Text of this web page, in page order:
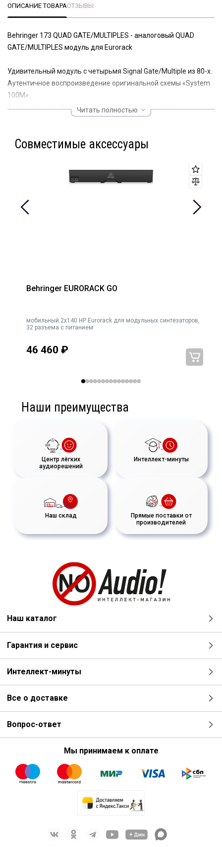
ОПИСАНИЕ ТОВАРАОТЗЫВЫ
Behringer 173 QUAD GATE/MULTIPLES - аналоговый QUAD
GATE/MULTIPLES модуль для Eurorack
Удивительный модуль с четырьмя Signal Gate/Multiple из 80-х.
Аутентичное воспроизведение оригинальной схемы «System
100М».
4 сигнальных гейта (переключателя) с буферизованными
аудиовходами и выходами для немедленного переключения
Гейты оснащены входами управления для положительных и
6-канальные блоки, каждый из которых имеет 4 плавающих
сигнала.
Характеристики Eurorack: 16 HP, 40 мА +12 В, 40 мА -12 В.
Читать полностью
Совместимые аксессуары
Behringer EURORACK GO
мобильный 2x140 HP Eurorack для модульных синтезаторов,
32 разъема с питанием
46 460 ₽
Наши преимущества
Центр лёгких
аудиорешений
Интеллект-минуты
Наш склад
Прямые поставки от
производителей
Наш каталог
Гарантия и сервис
Интеллект-минуты
Все о доставке
Вопрос-ответ
Мы принимаем к оплате